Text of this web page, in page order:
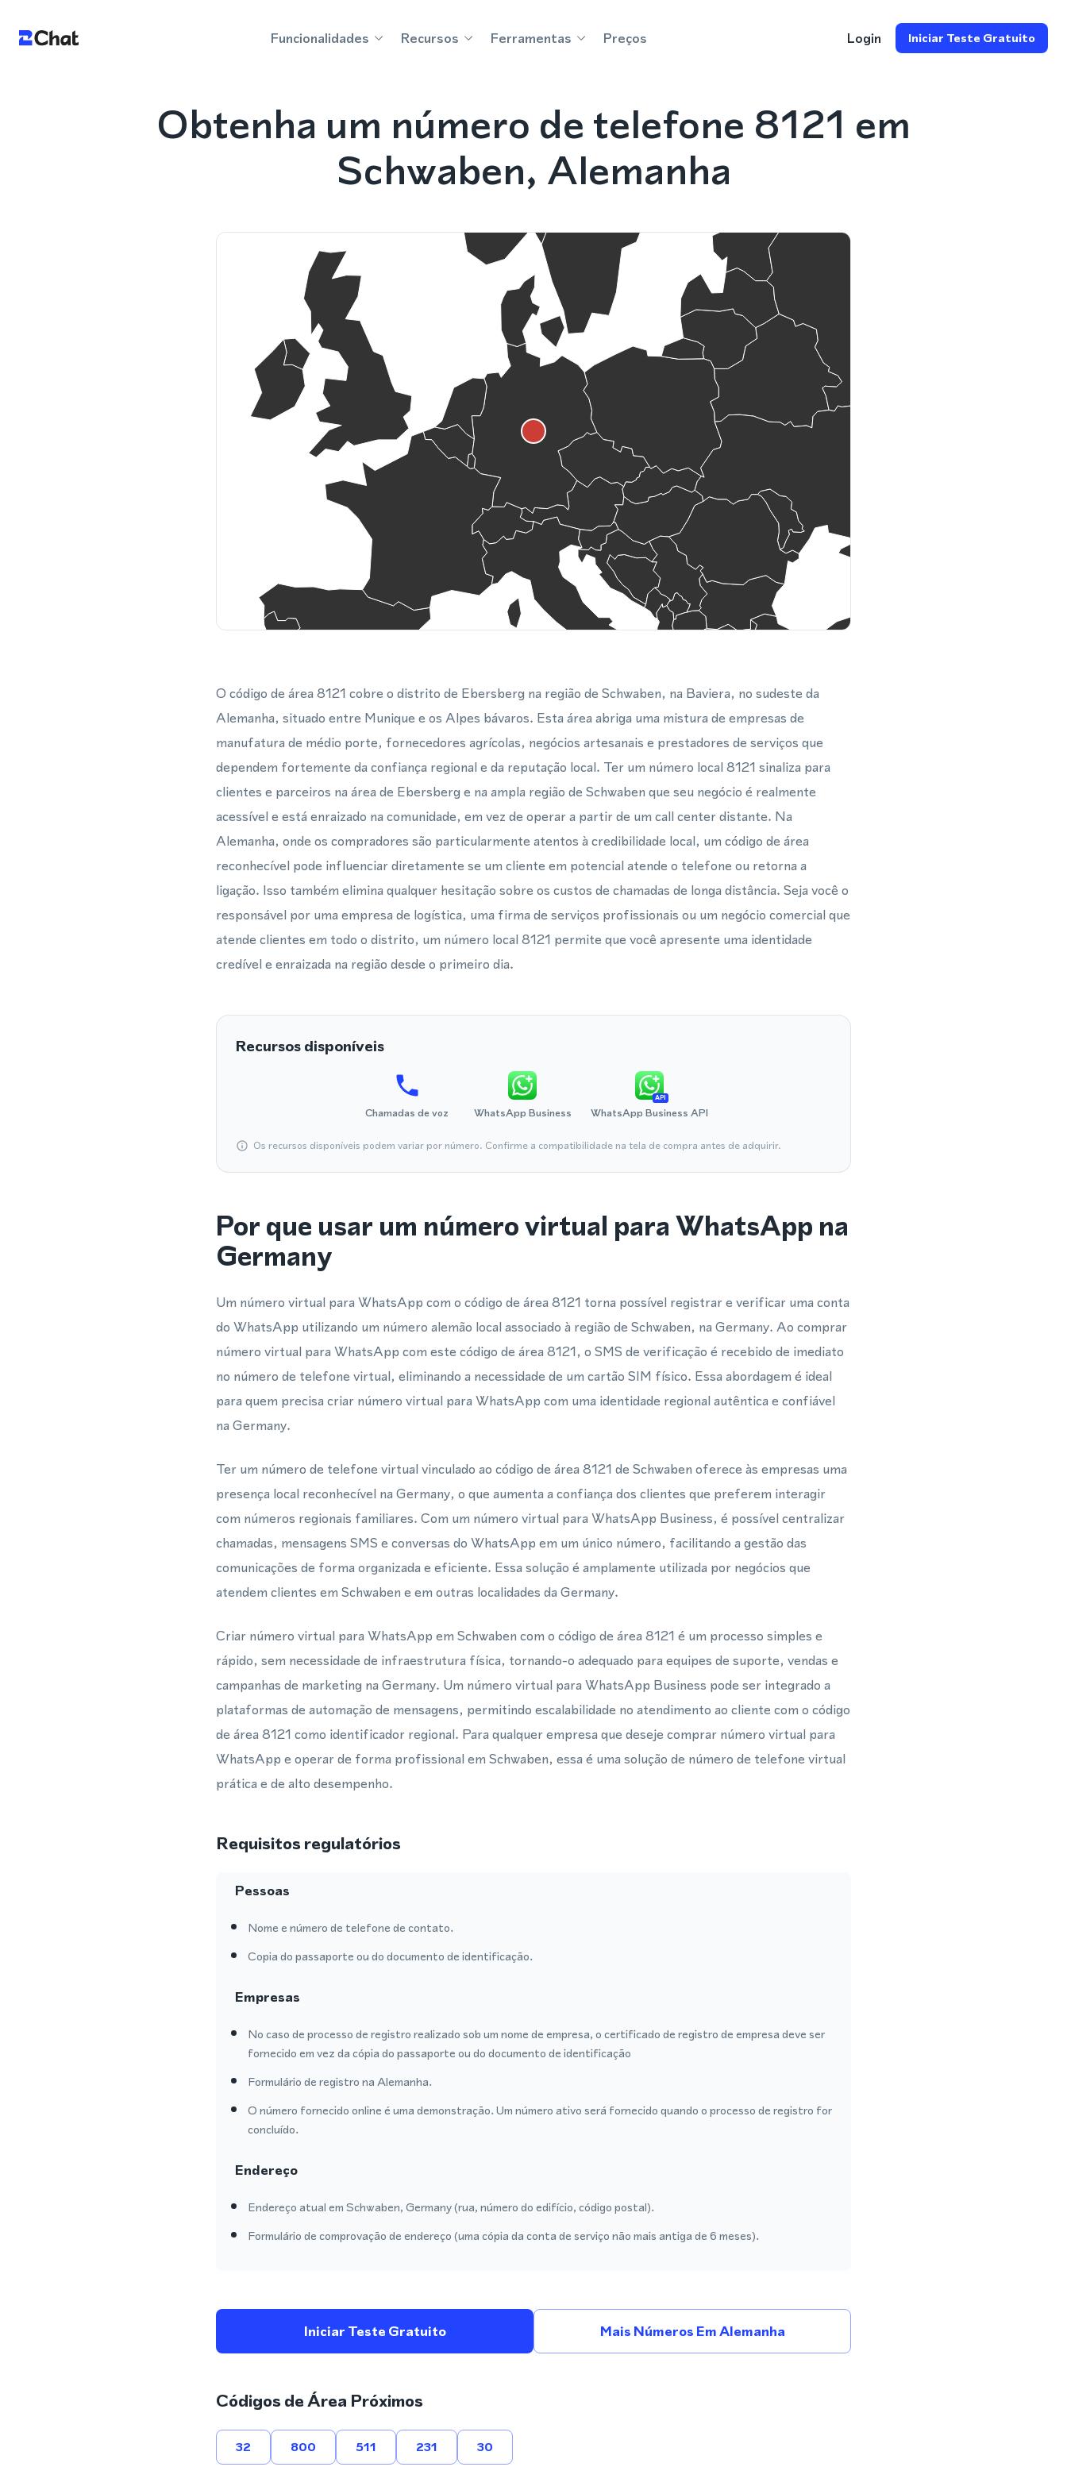
Funcionalidades Recursos Ferramentas Preços Login Iniciar Teste Gratuito
Obtenha um número de telefone 8121 em
Schwaben, Alemanha
O código de área 8121 cobre o distrito de Ebersberg na região de Schwaben, na Baviera, no sudeste da
Alemanha, situado entre Munique e os Alpes bávaros. Esta área abriga uma mistura de empresas de
manufatura de médio porte, fornecedores agrícolas, negócios artesanais e prestadores de serviços que
dependem fortemente da confiança regional e da reputação local. Ter um número local 8121 sinaliza para
clientes e parceiros na área de Ebersberg e na ampla região de Schwaben que seu negócio é realmente
acessível e está enraizado na comunidade, em vez de operar a partir de um call center distante. Na
Alemanha, onde os compradores são particularmente atentos à credibilidade local, um código de área
reconhecível pode influenciar diretamente se um cliente em potencial atende o telefone ou retorna a
ligação. Isso também elimina qualquer hesitação sobre os custos de chamadas de longa distância. Seja você o
responsável por uma empresa de logística, uma firma de serviços profissionais ou um negócio comercial que
atende clientes em todo o distrito, um número local 8121 permite que você apresente uma identidade
credível e enraizada na região desde o primeiro dia.
Recursos disponíveis
Chamadas de voz WhatsApp Business
API
WhatsApp Business API
Os recursos disponíveis podem variar por número. Confirme a compatibilidade na tela de compra antes de adquirir.
Por que usar um número virtual para WhatsApp na
Germany
Um número virtual para WhatsApp com o código de área 8121 torna possível registrar e verificar uma conta
do WhatsApp utilizando um número alemão local associado à região de Schwaben, na Germany. Ao comprar
número virtual para WhatsApp com este código de área 8121, o SMS de verificação é recebido de imediato
no número de telefone virtual, eliminando a necessidade de um cartão SIM físico. Essa abordagem é ideal
para quem precisa criar número virtual para WhatsApp com uma identidade regional autêntica e confiável
na Germany.
Ter um número de telefone virtual vinculado ao código de área 8121 de Schwaben oferece às empresas uma
presença local reconhecível na Germany, o que aumenta a confiança dos clientes que preferem interagir
com números regionais familiares. Com um número virtual para WhatsApp Business, é possível centralizar
chamadas, mensagens SMS e conversas do WhatsApp em um único número, facilitando a gestão das
comunicações de forma organizada e eficiente. Essa solução é amplamente utilizada por negócios que
atendem clientes em Schwaben e em outras localidades da Germany.
Criar número virtual para WhatsApp em Schwaben com o código de área 8121 é um processo simples e
rápido, sem necessidade de infraestrutura física, tornando-o adequado para equipes de suporte, vendas e
campanhas de marketing na Germany. Um número virtual para WhatsApp Business pode ser integrado a
plataformas de automação de mensagens, permitindo escalabilidade no atendimento ao cliente com o código
de área 8121 como identificador regional. Para qualquer empresa que deseje comprar número virtual para
WhatsApp e operar de forma profissional em Schwaben, essa é uma solução de número de telefone virtual
prática e de alto desempenho.
Requisitos regulatórios
Pessoas
Nome e número de telefone de contato.
Copia do passaporte ou do documento de identificação.
Empresas
No caso de processo de registro realizado sob um nome de empresa, o certificado de registro de empresa deve ser
fornecido em vez da cópia do passaporte ou do documento de identificação
Formulário de registro na Alemanha.
O número fornecido online é uma demonstração. Um número ativo será fornecido quando o processo de registro for
concluído.
Endereço
Endereço atual em Schwaben, Germany (rua, número do edifício, código postal).
Formulário de comprovação de endereço (uma cópia da conta de serviço não mais antiga de 6 meses).
Iniciar Teste Gratuito Mais Números Em Alemanha
Códigos de Área Próximos
32 800 511 231 30